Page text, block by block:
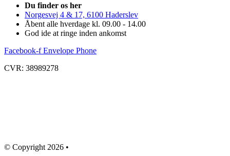
Du finder os her
Norgesvej 4 & 17, 6100 Haderslev
Åbent alle hverdage kl. 09.00 - 14.00
God ide at ringe inden ankomst
Facebook-f Envelope Phone
CVR: 38989278
© Copyright 2026 •